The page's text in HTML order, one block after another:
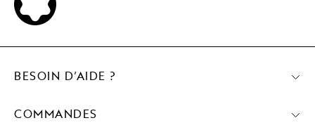
BESOIN D’AIDE ?
COMMANDES